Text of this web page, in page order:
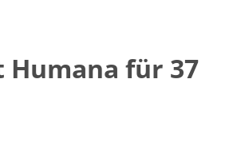
für 37